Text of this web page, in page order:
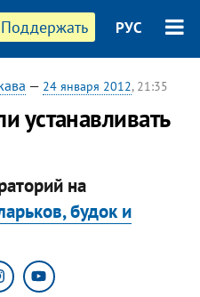
Поддержать РУС
— 24 января 2012, 21:35
устанавливать
на
будок и